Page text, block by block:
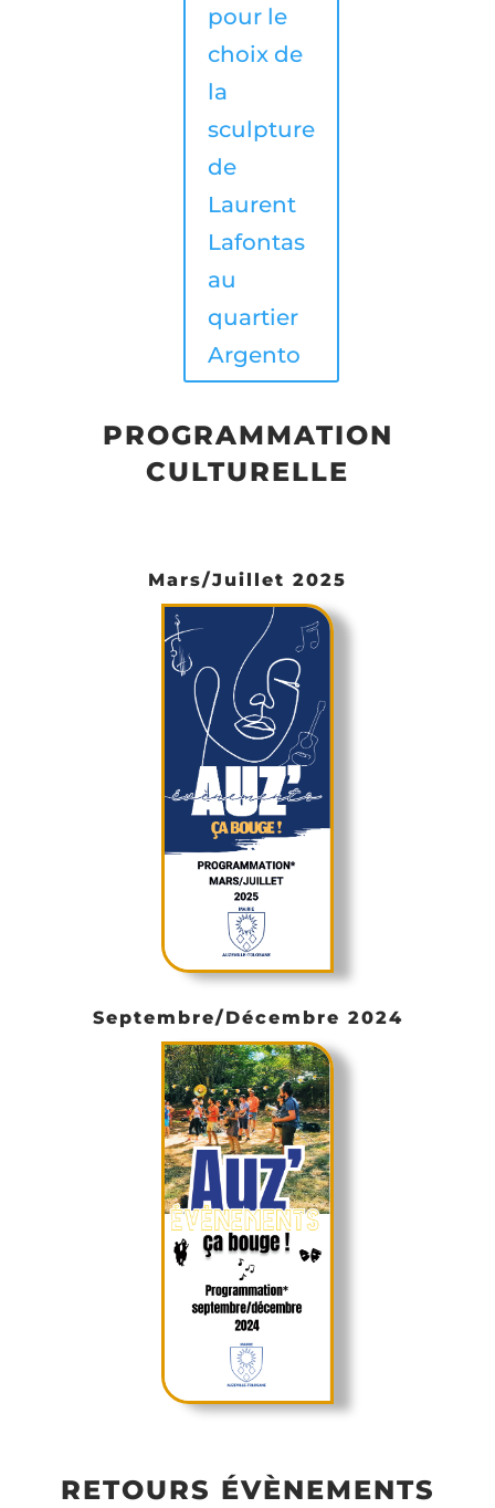
pour le
choix de
la
sculpture
de
Laurent
Lafontas
au
quartier
Argento
PROGRAMMATION
CULTURELLE
Mars/Juillet 2025
Septembre/Décembre 2024
RETOURS ÉVÈNEMENTS